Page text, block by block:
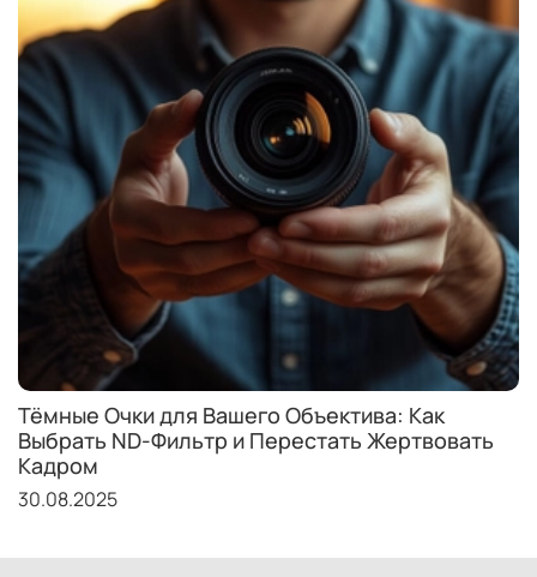
Тёмные Очки для Вашего Объектива: Как
Выбрать ND-Фильтр и Перестать Жертвовать
Кадром
30.08.2025